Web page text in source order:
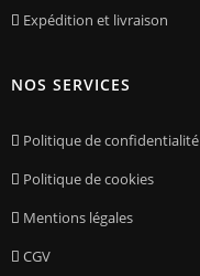
Expédition et livraison
NOS SERVICES
Politique de confidentialité
Politique de cookies
Mentions légales
CGV